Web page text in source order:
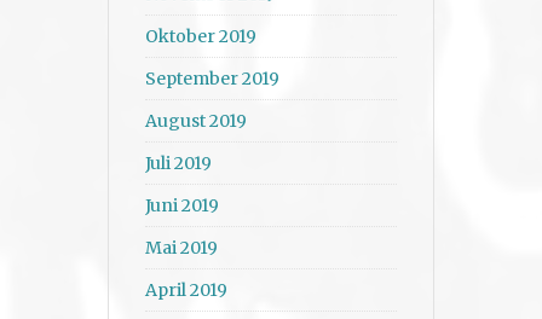
Oktober 2019
September 2019
August 2019
Juli 2019
Juni 2019
Mai 2019
April 2019